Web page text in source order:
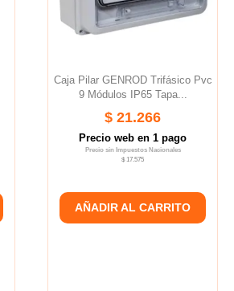
Caja Pilar GENROD Trifásico Pvc
9 Módulos IP65 Tapa...
$ 21.266
Precio web en 1 pago
Precio sin Impuestos Nacionales
$ 17.575
AÑADIR AL CARRITO